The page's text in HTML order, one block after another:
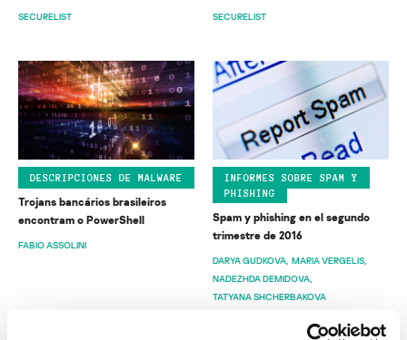
SECURELIST SECURELIST
DESCRIPCIONES DE MALWARE
Trojans bancários brasileiros
encontram o PowerShell
FABIO ASSOLINI
INFORMES SOBRE SPAM Y
PHISHING
Spam y phishing en el segundo
trimestre de 2016
DARYA GUDKOVA MARIA VERGELIS
NADEZHDA DEMIDOVA
TATYANA SHCHERBAKOVA